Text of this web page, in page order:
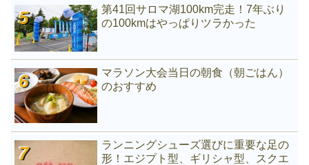
第41回サロマ湖100km完走！7年ぶり
の100kmはやっぱりツラかった
マラソン大会当日の朝食（朝ごはん）
のおすすめ
ランニングシューズ選びに重要な足の
形！エジプト型、ギリシャ型、スクエ